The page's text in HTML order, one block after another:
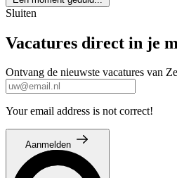
Sluiten
Vacatures direct in je
Ontvang de nieuwste vacatures van
Your email address is not correct!
Aanmelden